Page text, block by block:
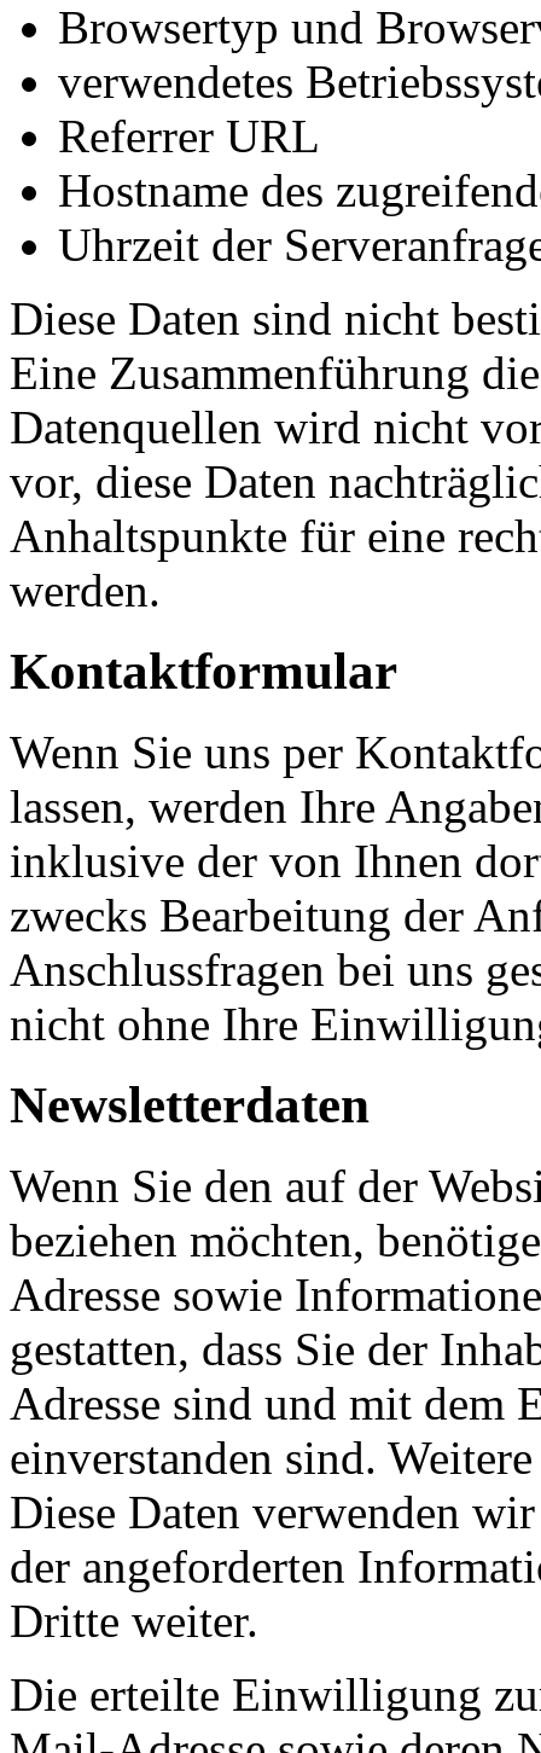
Browsertyp und
verwendetes
Referrer URL
Hostname des
Uhrzeit der
Diese Daten sind nicht
Eine Zusammenführung
Datenquellen wird nicht
vor, diese Daten
Anhaltspunkte für eine
werden.
Kontaktformular
Wenn Sie uns per
lassen, werden Ihre
inklusive der von Ihnen
zwecks Bearbeitung der
Anschlussfragen bei uns
nicht ohne Ihre
Newsletterdaten
Wenn Sie den auf der
beziehen möchten,
Adresse sowie
gestatten, dass Sie der
Adresse sind und mit dem
einverstanden sind.
Diese Daten verwenden
der angeforderten
Dritte weiter.
Die erteilte Einwilligung